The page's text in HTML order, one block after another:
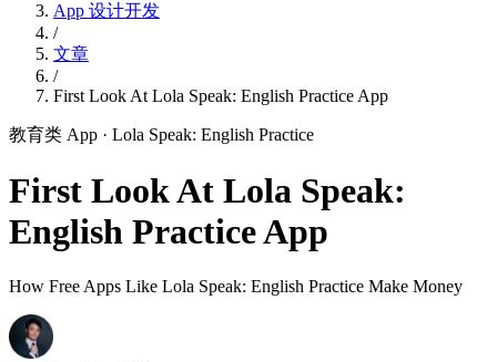
App 设计开发
/
文章
/
First Look At Lola Speak: English Practice App
教育类 App · Lola Speak: English Practice
First Look At Lola Speak:
English Practice App
How Free Apps Like Lola Speak: English Practice Make Money